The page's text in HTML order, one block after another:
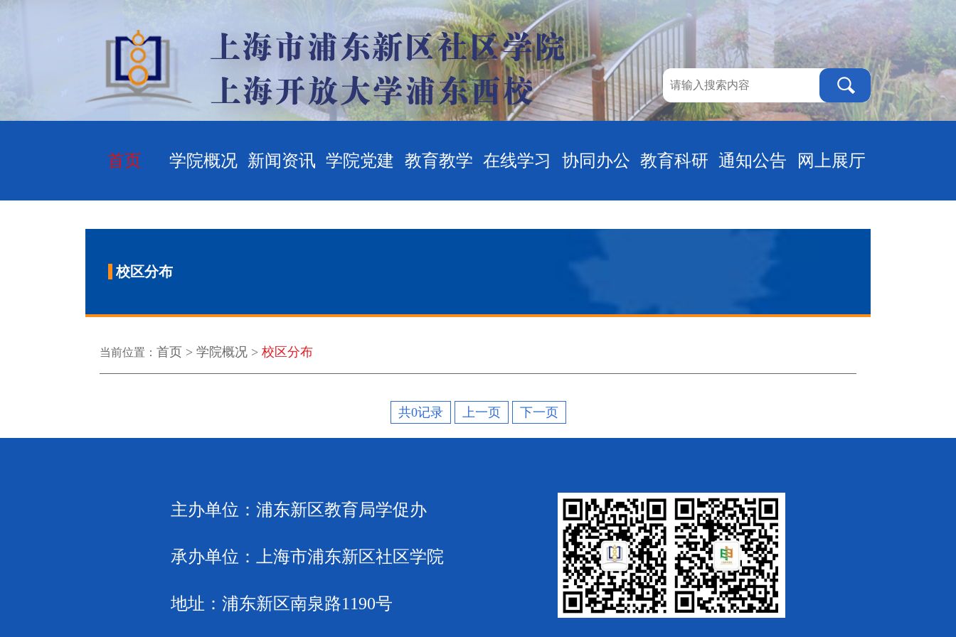
首页 学院概况 新闻资讯 学院党建 教育教学 在线学习 协同办公 教育科研 通知公告 网上展厅
校区分布
当前位置： 首页 > 学院概况 > 校区分布
共0记录 上一页 下一页
主办单位： 浦东新区教育局学促办
承办单位： 上海市浦东新区社区学院
地址： 浦东新区南泉路1190号